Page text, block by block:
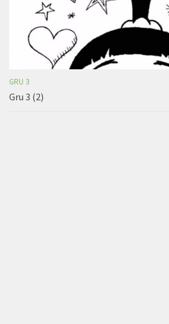
GRU 3
Gru 3 (2)